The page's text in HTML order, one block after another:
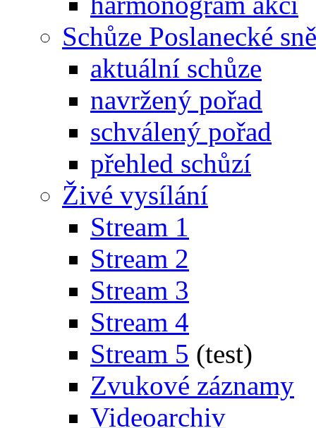
Schůze Poslanecké
aktuální schůze
navržený pořad
schválený pořad
přehled schůzí
Živé vysílání
Stream 1
Stream 2
Stream 3
Stream 4
Stream 5 (test)
Zvukové záznamy
Videoarchiv